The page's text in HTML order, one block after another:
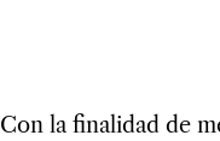
Con la finalidad de